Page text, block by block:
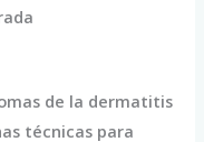
de la dermatitis
técnicas para